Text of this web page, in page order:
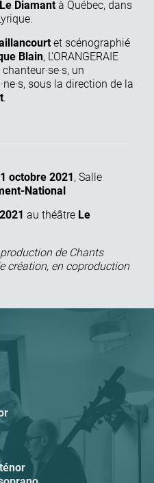
Le Diamant à Québec, dans
et scénographié
Blain, L'ORANGERAIE
un
sous la direction de la
.
octobre 2021 , Salle
National
au théâtre Le
production de Chants
création, en coproduction
ténor